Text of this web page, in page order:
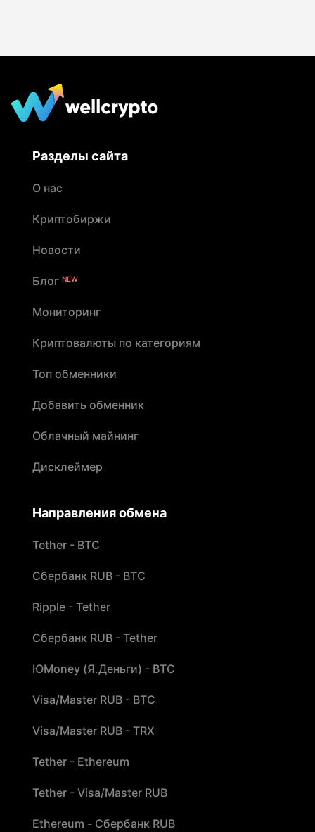
Разделы сайта
О нас
Криптобиржи
Новости
Блог NEW
Мониторинг
Криптовалюты по категориям
Топ обменники
Добавить обменник
Облачный майнинг
Дисклеймер
Направления обмена
Tether - BTC
Сбербанк RUB - BTC
Ripple - Tether
Сбербанк RUB - Tether
ЮMoney (Я.Деньги) - BTC
Visa/Master RUB - BTC
Visa/Master RUB - TRX
Tether - Ethereum
Tether - Visa/Master RUB
Ethereum - Сбербанк RUB